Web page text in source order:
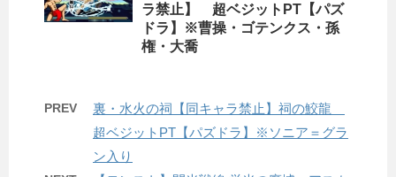
ラ禁止】 超ベジットPT【パズ
ドラ】※曹操・ゴテンクス・孫
権・大喬
PREV
裏・水火の祠【同キャラ禁止】祠の鮫龍
超ベジットPT【パズドラ】※ソニア＝グラ
ン入り